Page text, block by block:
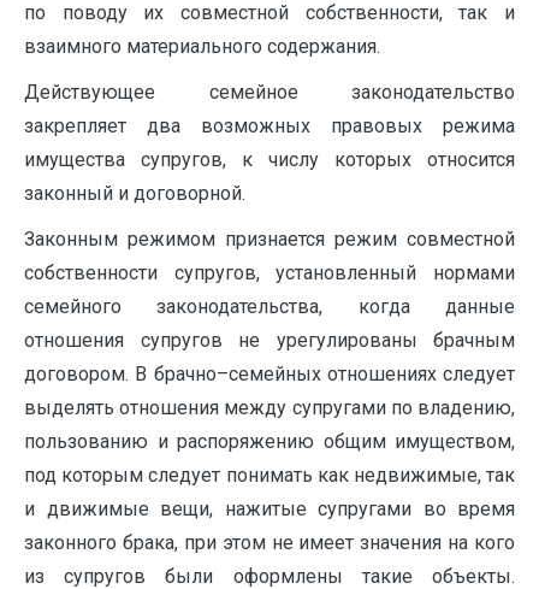
по поводу их совместной собственности, так и
взаимного материального содержания.
Действующее семейное законодательство
закрепляет два возможных правовых режима
имущества супругов, к числу которых относится
законный и договорной.
Законным режимом признается режим совместной
собственности супругов, установленный нормами
семейного законодательства, когда данные
отношения супругов не урегулированы брачным
договором. В брачно–семейных отношениях следует
выделять отношения между супругами по владению,
пользованию и распоряжению общим имуществом,
под которым следует понимать как недвижимые, так
и движимые вещи, нажитые супругами во время
законного брака, при этом не имеет значения на кого
из супругов были оформлены такие объекты.